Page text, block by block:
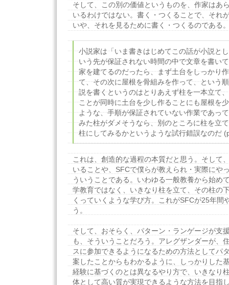
そして、この別の価値というものを、作家はあ
いるわけではない。書く・つくることで、それ
いや、それを見るために書く・つくるのである
小説家は「いま書きはじめてこの話が小説と
いう先が保証されない時間の中で文章を書い
家を建てるのだったら、まず土台をしっかり
て、その次に屋根を骨組みを作って、という
説を書くというのはとりあえず柱を一本立て
ことが同時に土台を少し作ることにも屋根を
ような、手順が保証されていない作業であっ
みた柱がダメそうなら、別のところに柱を立
柱にしてみるかというような試行錯誤なのだ
これは、創造的な過程の本質だと思う。そして
いることや、SFCで僕らが教えられ・実際にや
ういうことである。いわゆる一般教養から始め
学教育ではなく、いきなり柱を立て、その柱の
くっていくような学び方。これがSFCが25年間
う。
そして、おそらく、パターン・ランゲージが支
も、そういうことだろう。アレグザンダーが、
スに参加できるようになるための方法としてパ
案したことからもわかるように、しっかりした
経験に基づくのとは異なるやり方で、いきなり
体として高い質が実現できるような方法を目指